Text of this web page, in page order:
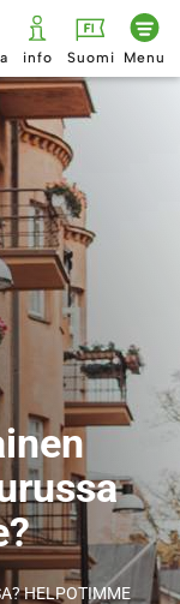
info Suomi Menu
HELPOTIMME